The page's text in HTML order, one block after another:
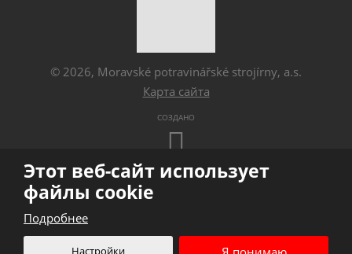
© 2026, Moravské potravinářské strojírny, a.s.
Карта сайта
СОЗДАНО
Этот сайт защищен Google ReCAPTCHA в
соответствии с
Политикой конфиденциальности
Условиями обслуживания .
Этот веб-сайт использует
файлы cookie
Подробнее
Настройки